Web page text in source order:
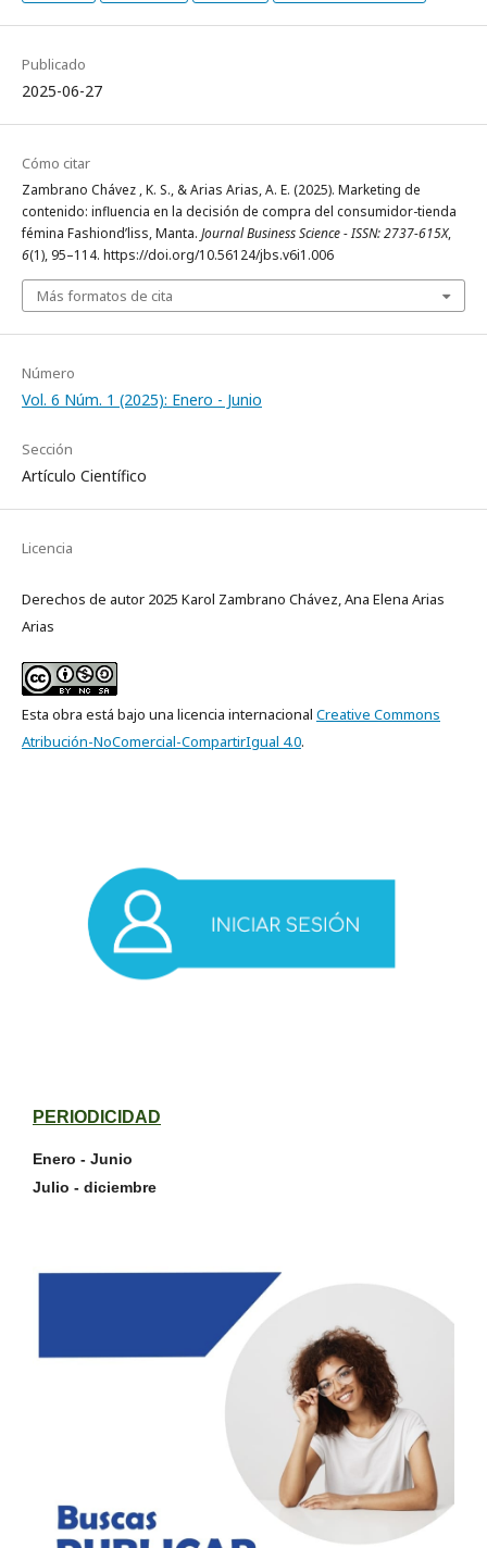
Publicado
2025-06-27
Cómo citar
Zambrano Chávez , K. S., & Arias Arias, A. E. (2025). Marketing de
contenido: influencia en la decisión de compra del consumidor-tienda
fémina Fashiond’liss, Manta. Journal Business Science - ISSN: 2737-615X,
6(1), 95–114. https://doi.org/10.56124/jbs.v6i1.006
Más formatos de cita
Número
Vol. 6 Núm. 1 (2025): Enero - Junio
Sección
Artículo Científico
Licencia
Derechos de autor 2025 Karol Zambrano Chávez, Ana Elena Arias
Arias
Esta obra está bajo una licencia internacional Creative Commons
Atribución-NoComercial-CompartirIgual 4.0.
PERIODICIDAD
Enero - Junio
Julio - diciembre